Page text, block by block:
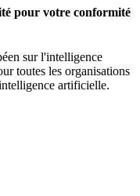
pour votre conformité
sur l'intelligence
toutes les organisations
artificielle.